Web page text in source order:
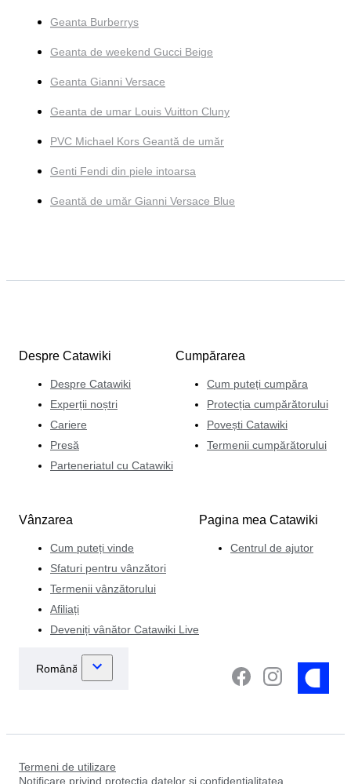
Geanta Burberrys
Geanta de weekend Gucci Beige
Geanta Gianni Versace
Geanta de umar Louis Vuitton Cluny
PVC Michael Kors Geantă de umăr
Genti Fendi din piele intoarsa
Geantă de umăr Gianni Versace Blue
Despre Catawiki
Despre Catawiki
Experții noștri
Cariere
Presă
Parteneriatul cu Catawiki
Cumpărarea
Cum puteți cumpăra
Protecția cumpărătorului
Povești Catawiki
Termenii cumpărătorului
Vânzarea
Cum puteți vinde
Sfaturi pentru vânzători
Termenii vânzătorului
Afiliați
Deveniți vânător Catawiki Live
Pagina mea Catawiki
Centrul de ajutor
Termeni de utilizare
Notificare privind protecția datelor și confidențialitatea